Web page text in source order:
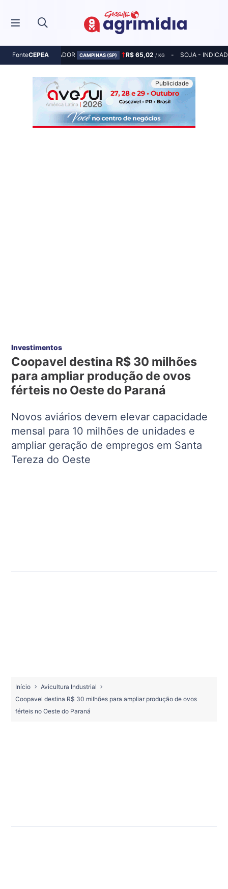
FonteCEPEA
MILHO - INDICADOR CAMPINAS (SP) R$ 65,02 / KG SOJA -
Investimentos
Coopavel destina R$ 30 milhões
para ampliar produção de ovos
férteis no Oeste do Paraná
Novos aviários devem elevar capacidade
mensal para 10 milhões de unidades e
ampliar geração de empregos em Santa
Tereza do Oeste
Início
Avicultura Industrial
Coopavel destina R$ 30 milhões para ampliar produção de ovos
férteis no Oeste do Paraná